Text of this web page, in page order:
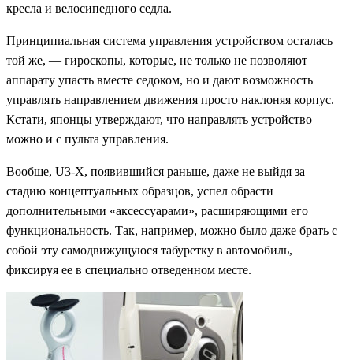
кресла и велосипедного седла.
Принципиальная система управления устройством осталась
той же, — гироскопы, которые, не только не позволяют
аппарату упасть вместе седоком, но и дают возможность
управлять направлением движения просто наклоняя корпус.
Кстати, японцы утверждают, что направлять устройство
можно и с пульта управления.
Вообще, U3-X, появившийся раньше, даже не выйдя за
стадию концептуальных образцов, успел обрасти
дополнительными «аксессуарами», расширяющими его
функциональность. Так, например, можно было даже брать с
собой эту самодвижущуюся табуретку в автомобиль,
фиксируя ее в специально отведенном месте.